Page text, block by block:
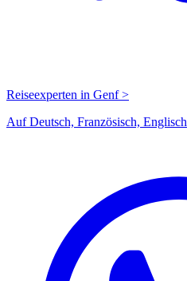
Reiseexperten in Genf >
Auf Deutsch, Französisch, Englisch